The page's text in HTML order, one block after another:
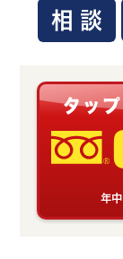
相談
タッ
年